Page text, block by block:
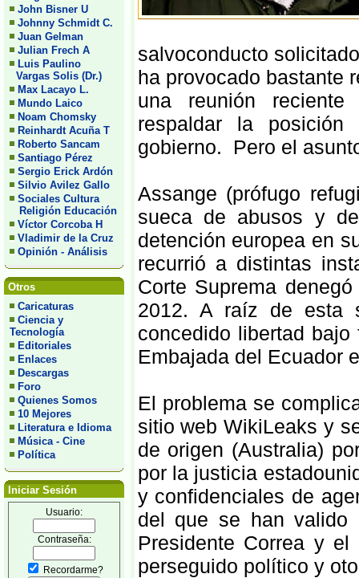
John Bisner U
Johnny Schmidt C.
Juan Gelman
Julian Frech A
Luis Paulino
Vargas Solis (Dr.)
Max Lacayo L.
Mundo Laico
Noam Chomsky
Reinhardt Acuña T
Roberto Sancam
Santiago Pérez
Sergio Erick Ardón
Silvio Avilez Gallo
Sociales Cultura
Religión Educación
Víctor Corcoba H
Vladimir de la Cruz
Opinión - Análisis
Otros
Caricaturas
Ciencia y
Tecnología
Editoriales
Enlaces
Descargas
Foro
Quienes Somos
10 Mejores
Literatura e Idioma
Música - Cine
Política
Iniciar Sesión
Usuario:
Contraseña:
Recordarme?
salvoconducto
ha provocado bastante
una reunión reciente
respaldar la
gobierno. Pero el
Assange (prófugo
sueca de abusos y
detención europea en
recurrió a distintas
Corte Suprema
2012. A raíz de esta
concedido libertad
Embajada del Ecuador
El problema se
sitio web WikiLeaks y
de origen (Australia)
por la justicia
y confidenciales de
del que se han valido
Presidente Correa y el
perseguido político y